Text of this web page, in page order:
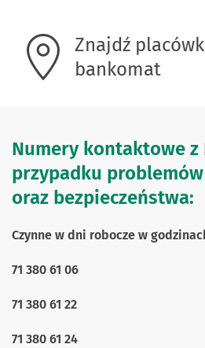
Znajdź
bankomat
Numery kontaktowe z
przypadku
oraz bezpieczeństwa:
Czynne w dni robocze w
71 380 61 06
71 380 61 22
71 380 61 24